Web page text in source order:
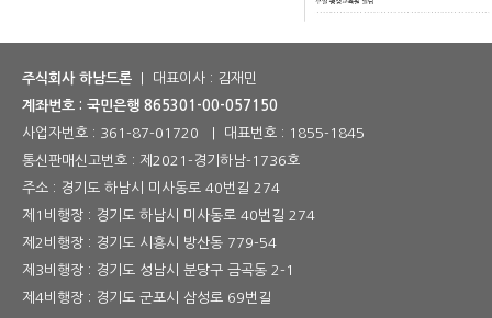
주식회사 하남드론 | 대표이사 : 김재민
계좌번호 : 국민은행 865301-00-057150
사업자번호 : 361-87-01720 | 대표번호 : 1855-1845
통신판매신고번호 : 제2021-경기하남-1736호
주소 : 경기도 하남시 미사동로 40번길 274
제1비행장 : 경기도 하남시 미사동로 40번길 274
제2비행장 : 경기도 시흥시 방산동 779-54
제3비행장 : 경기도 성남시 분당구 금곡동 2-1
제4비행장 : 경기도 군포시 삼성로 69번길